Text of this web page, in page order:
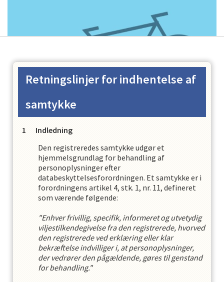
Holdtræning hver
i
Retningslinjer for indhentelse af
samtykke
Indledning
Den registreredes samtykke udgør et
hjemmelsgrundlag for behandling af
personoplysninger efter
databeskyttelsesforordningen. Et samtykke er i
forordningens artikel 4, stk. 1, nr. 11, defineret
som værende følgende:
"Enhver frivillig, specifik, informeret og utvetydig
viljestilkendegivelse fra den registrerede, hvorved
den registrerede ved erklæring eller klar
bekræftelse indvilliger i, at personoplysninger,
der vedrører den pågældende, gøres til genstand
for behandling."